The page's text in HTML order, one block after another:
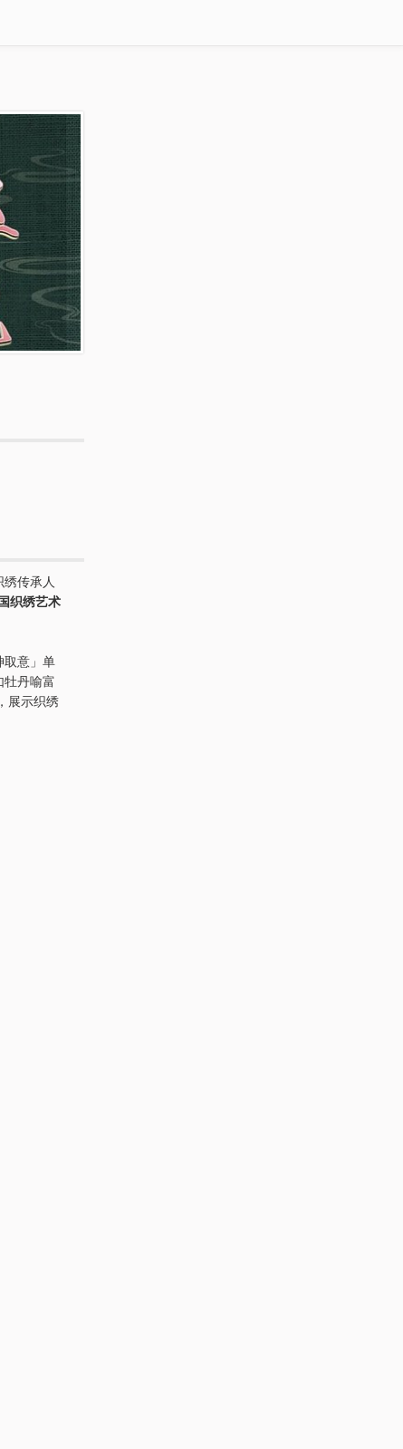
传承人
织绣艺术
取意」单
牡丹喻富
，展示织绣